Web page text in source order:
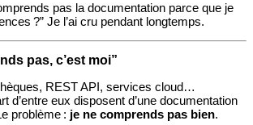
pas la documentation parce que je
?” Je l’ai cru pendant longtemps.
pas, c’est moi”
REST API, services cloud…
d’entre eux disposent d’une documentation
problème : je ne comprends pas bien.